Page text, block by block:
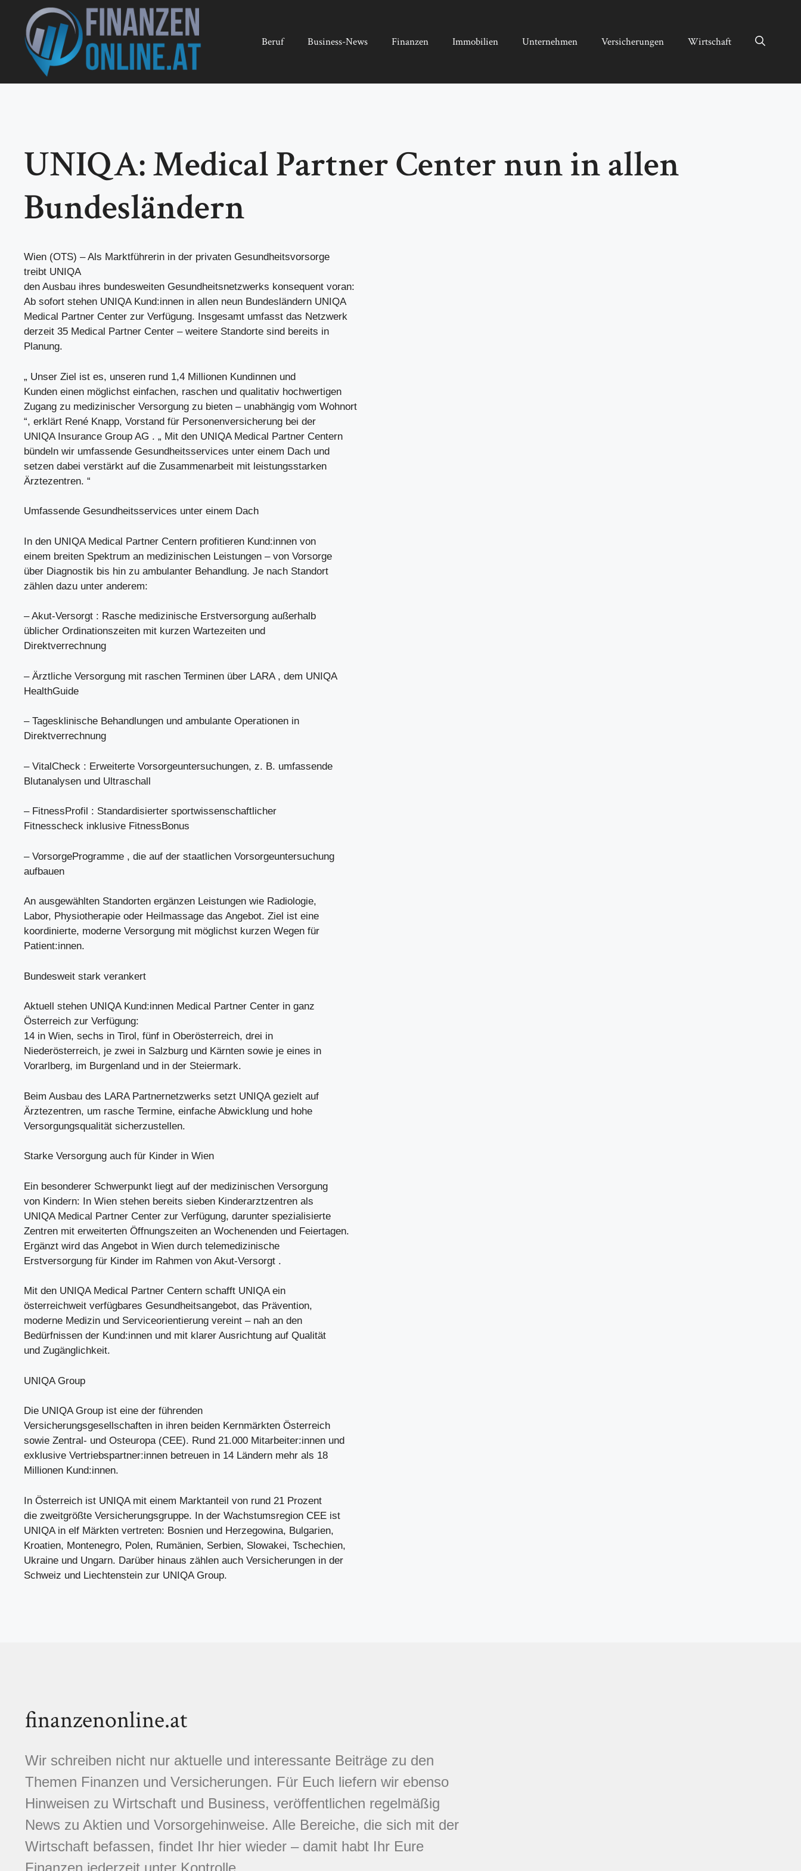
springen
Beruf Business-News Finanzen Immobilien Unternehmen Versicherungen Wirtschaft
UNIQA: Medical Partner Center nun in allen
Bundesländern
Wien (OTS) – Als Marktführerin in der privaten Gesundheitsvorsorge
treibt UNIQA
den Ausbau ihres bundesweiten Gesundheitsnetzwerks konsequent voran:
Ab sofort stehen UNIQA Kund:innen in allen neun Bundesländern UNIQA
Medical Partner Center zur Verfügung. Insgesamt umfasst das Netzwerk
derzeit 35 Medical Partner Center – weitere Standorte sind bereits in
Planung.
„ Unser Ziel ist es, unseren rund 1,4 Millionen Kundinnen und
Kunden einen möglichst einfachen, raschen und qualitativ hochwertigen
Zugang zu medizinischer Versorgung zu bieten – unabhängig vom Wohnort
“, erklärt René Knapp, Vorstand für Personenversicherung bei der
UNIQA Insurance Group AG . „ Mit den UNIQA Medical Partner Centern
bündeln wir umfassende Gesundheitsservices unter einem Dach und
setzen dabei verstärkt auf die Zusammenarbeit mit leistungsstarken
Ärztezentren. “
Umfassende Gesundheitsservices unter einem Dach
In den UNIQA Medical Partner Centern profitieren Kund:innen von
einem breiten Spektrum an medizinischen Leistungen – von Vorsorge
über Diagnostik bis hin zu ambulanter Behandlung. Je nach Standort
zählen dazu unter anderem:
– Akut-Versorgt : Rasche medizinische Erstversorgung außerhalb
üblicher Ordinationszeiten mit kurzen Wartezeiten und
Direktverrechnung
– Ärztliche Versorgung mit raschen Terminen über LARA , dem UNIQA
HealthGuide
– Tagesklinische Behandlungen und ambulante Operationen in
Direktverrechnung
– VitalCheck : Erweiterte Vorsorgeuntersuchungen, z. B. umfassende
Blutanalysen und Ultraschall
– FitnessProfil : Standardisierter sportwissenschaftlicher
Fitnesscheck inklusive FitnessBonus
– VorsorgeProgramme , die auf der staatlichen Vorsorgeuntersuchung
aufbauen
An ausgewählten Standorten ergänzen Leistungen wie Radiologie,
Labor, Physiotherapie oder Heilmassage das Angebot. Ziel ist eine
koordinierte, moderne Versorgung mit möglichst kurzen Wegen für
Patient:innen.
Bundesweit stark verankert
Aktuell stehen UNIQA Kund:innen Medical Partner Center in ganz
Österreich zur Verfügung:
14 in Wien, sechs in Tirol, fünf in Oberösterreich, drei in
Niederösterreich, je zwei in Salzburg und Kärnten sowie je eines in
Vorarlberg, im Burgenland und in der Steiermark.
Beim Ausbau des LARA Partnernetzwerks setzt UNIQA gezielt auf
Ärztezentren, um rasche Termine, einfache Abwicklung und hohe
Versorgungsqualität sicherzustellen.
Starke Versorgung auch für Kinder in Wien
Ein besonderer Schwerpunkt liegt auf der medizinischen Versorgung
von Kindern: In Wien stehen bereits sieben Kinderarztzentren als
UNIQA Medical Partner Center zur Verfügung, darunter spezialisierte
Zentren mit erweiterten Öffnungszeiten an Wochenenden und Feiertagen.
Ergänzt wird das Angebot in Wien durch telemedizinische
Erstversorgung für Kinder im Rahmen von Akut-Versorgt .
Mit den UNIQA Medical Partner Centern schafft UNIQA ein
österreichweit verfügbares Gesundheitsangebot, das Prävention,
moderne Medizin und Serviceorientierung vereint – nah an den
Bedürfnissen der Kund:innen und mit klarer Ausrichtung auf Qualität
und Zugänglichkeit.
UNIQA Group
Die UNIQA Group ist eine der führenden
Versicherungsgesellschaften in ihren beiden Kernmärkten Österreich
sowie Zentral- und Osteuropa (CEE). Rund 21.000 Mitarbeiter:innen und
exklusive Vertriebspartner:innen betreuen in 14 Ländern mehr als 18
Millionen Kund:innen.
In Österreich ist UNIQA mit einem Marktanteil von rund 21 Prozent
die zweitgrößte Versicherungsgruppe. In der Wachstumsregion CEE ist
UNIQA in elf Märkten vertreten: Bosnien und Herzegowina, Bulgarien,
Kroatien, Montenegro, Polen, Rumänien, Serbien, Slowakei, Tschechien,
Ukraine und Ungarn. Darüber hinaus zählen auch Versicherungen in der
Schweiz und Liechtenstein zur UNIQA Group.
finanzenonline.at
Wir schreiben nicht nur aktuelle und interessante Beiträge zu den
Themen Finanzen und Versicherungen. Für Euch liefern wir ebenso
Hinweisen zu Wirtschaft und Business, veröffentlichen regelmäßig
News zu Aktien und Vorsorgehinweise. Alle Bereiche, die sich mit der
Wirtschaft befassen, findet Ihr hier wieder – damit habt Ihr Eure
Finanzen jederzeit unter Kontrolle.